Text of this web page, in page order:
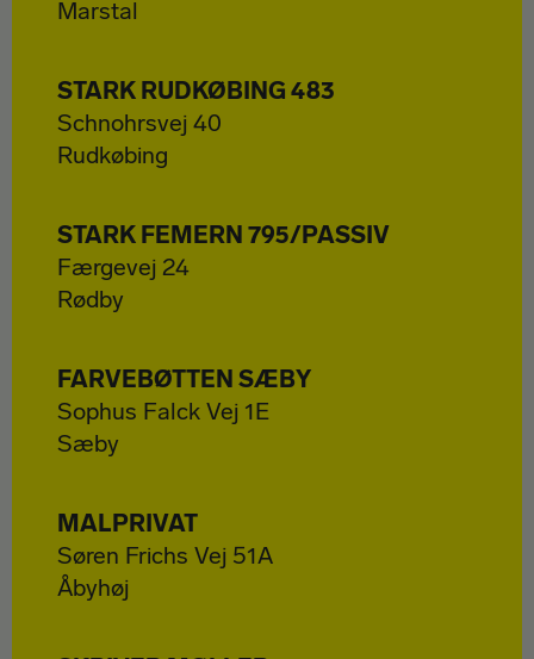
Marstal
STARK RUDKØBING 483
Schnohrsvej 40
Rudkøbing
STARK FEMERN 795/PASSIV
Færgevej 24
Rødby
FARVEBØTTEN SÆBY
Sophus Falck Vej 1E
Sæby
MALPRIVAT
Søren Frichs Vej 51A
Åbyhøj